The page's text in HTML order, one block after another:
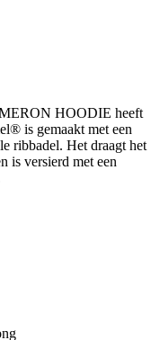
HOODIE heeft
is gemaakt met een
ribbadel. Het draagt het
versierd met een